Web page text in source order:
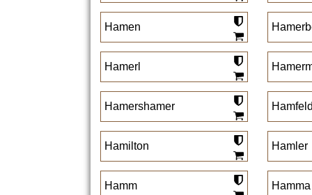
Hamen
Hamerl
Hamershamer
Hamilton Hamler
Hamm Hamma